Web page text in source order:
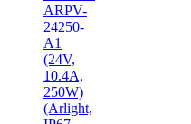
ARPV-
24250-
A1
(24V,
10.4A,
250W)
(Arlight,